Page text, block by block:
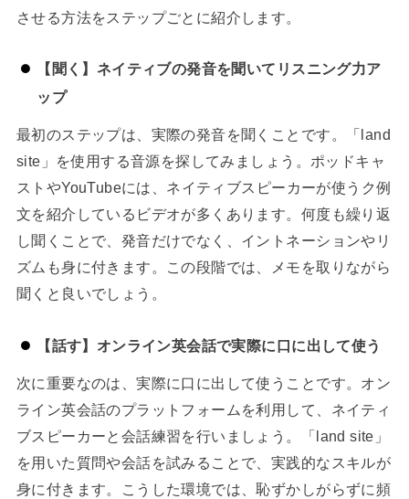
させる方法をステップごとに紹介します。
【聞く】ネイティブの発音を聞いてリスニング力ア
ップ
最初のステップは、実際の発音を聞くことです。「land
site」を使用する音源を探してみましょう。ポッドキャ
ストやYouTubeには、ネイティブスピーカーが使うク例
文を紹介しているビデオが多くあります。何度も繰り返
し聞くことで、発音だけでなく、イントネーションやリ
ズムも身に付きます。この段階では、メモを取りながら
聞くと良いでしょう。
【話す】オンライン英会話で実際に口に出して使う
次に重要なのは、実際に口に出して使うことです。オン
ライン英会話のプラットフォームを利用して、ネイティ
ブスピーカーと会話練習を行いましょう。「land site」
を用いた質問や会話を試みることで、実践的なスキルが
身に付きます。こうした環境では、恥ずかしがらずに頻